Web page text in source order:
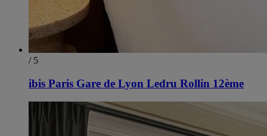
/ 5
ibis Paris Gare de Lyon Ledru Rollin 12ème